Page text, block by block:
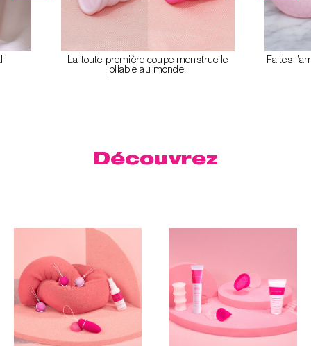
La toute première coupe menstruelle
pliable au monde.
Faites
Découvrez